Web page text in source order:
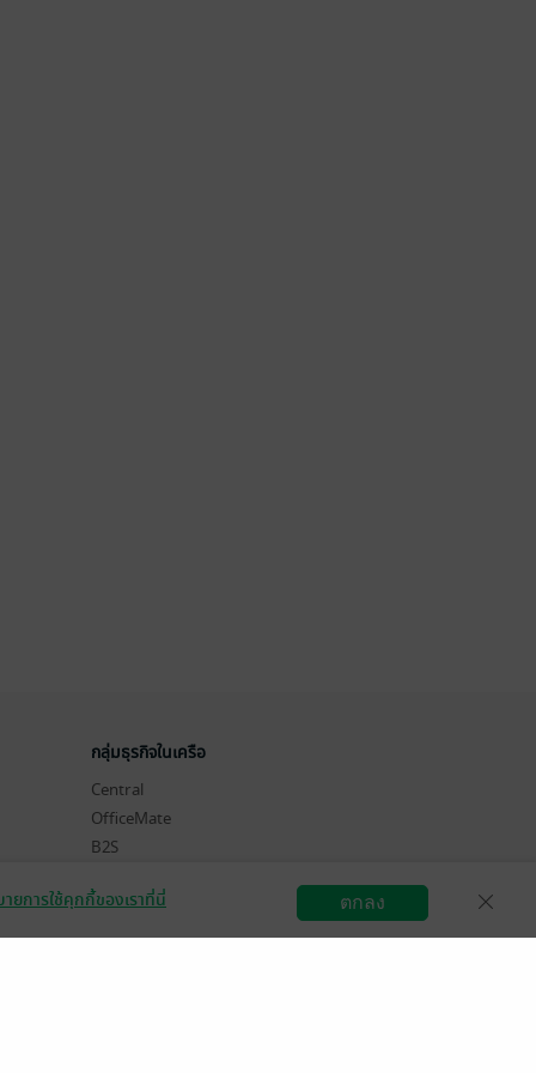
กลุ่มธุรกิจในเครือ
Central
OfficeMate
B2S
Supersports
Tops
สมัครขายอีบุ๊ก วิธีการใช้งาน
ายการใช้คุกกี้ของเราที่นี่ ตกลง